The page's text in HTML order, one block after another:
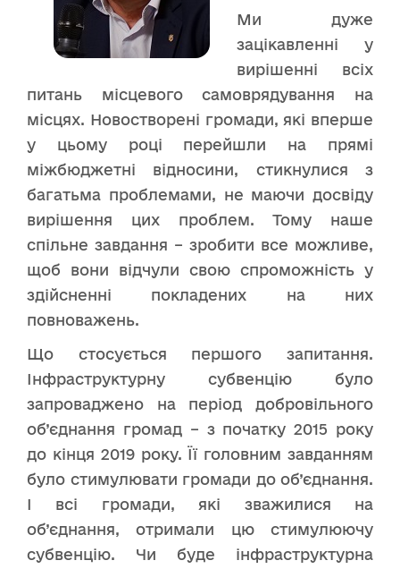
Ми дуже
зацікавленні у
вирішенні всіх
питань місцевого самоврядування на
місцях. Новостворені громади, які вперше
у цьому році перейшли на прямі
міжбюджетні відносини, стикнулися з
багатьма проблемами, не маючи досвіду
вирішення цих проблем. Тому наше
спільне завдання – зробити все можливе,
щоб вони відчули свою спроможність у
здійсненні покладених на них
повноважень.
Що стосується першого запитання.
Інфраструктурну субвенцію було
запроваджено на період добровільного
об’єднання громад – з початку 2015 року
до кінця 2019 року. Її головним завданням
було стимулювати громади до об’єднання.
І всі громади, які зважилися на
об’єднання, отримали цю стимулюючу
субвенцію. Чи буде інфраструктурна